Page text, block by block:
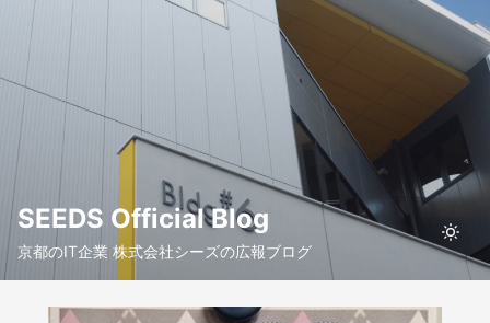
SEEDS Official Blog
京都のIT企業 株式会社シーズの広報ブログ